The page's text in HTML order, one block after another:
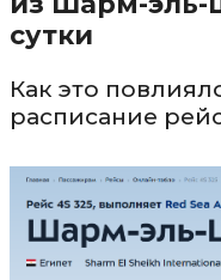
сутки
Как это
расписание